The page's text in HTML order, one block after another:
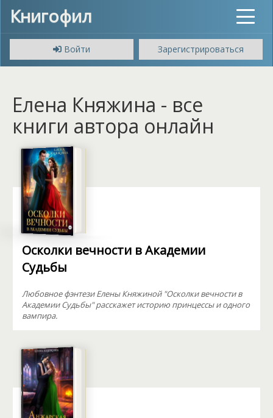
Книгофил
Toggle
Войти
Зарегистрироваться
Елена Княжина - все
книги автора онлайн
Осколки вечности в Академии
Судьбы
Любовное фэнтези Елены Княжиной "Осколки вечности в
Академии Судьбы" расскажет историю принцессы и одного
вампира.